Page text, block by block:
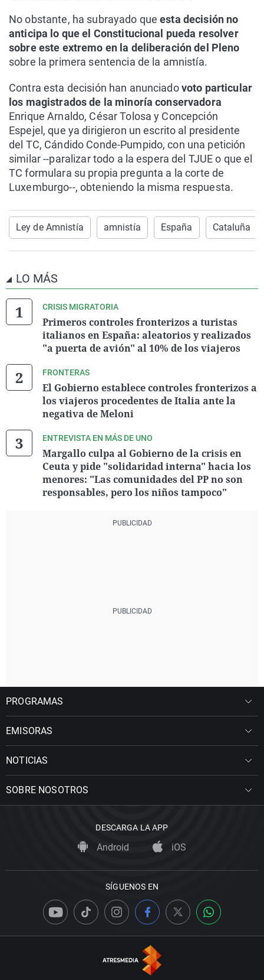
No obstante, ha subrayado queesta decisión no
anticipa lo que el Constitucional pueda resolver
sobre este extremo en la deliberación del Pleno
sobre la primera sentencia de la amnistía.
Contra esta decisión han anunciadovoto particular
los magistrados de la minoría conservadora
Enrique Arnaldo, César Tolosa y Concepción
Espejel, que ya dirigieron un escrito al presidente
del TC, Cándido Conde-Pumpido, con una petición
similar --paralizar todo a la espera del TJUE o que el
TC formulara su propia pregunta a la corte de
Luxemburgo--, obteniendo la misma respuesta.
Ley de Amnistía amnistía España Cataluña
LO MÁS
CRISIS MIGRATORIA
Primeros controles fronterizos a turistas
italianos en España: aleatorios y realizados
"a puerta de avión" al 10% de los viajeros
FRONTERAS
El Gobierno establece controles fronterizos a
los viajeros procedentes de Italia ante la
negativa de Meloni
ENTREVISTA EN MÁS DE UNO
Margallo culpa al Gobierno de la crisis en
Ceuta y pide "solidaridad interna" hacia los
menores: "Las comunidades del PP no son
responsables, pero los niños tampoco"
PROGRAMAS
EMISORAS
NOTICIAS
SOBRE NOSOTROS
DESCARGA LA APP
Android iOS
SÍGUENOS EN